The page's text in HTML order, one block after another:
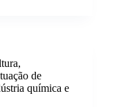
de
química e